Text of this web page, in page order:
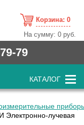
Корзина: 0
На сумму:0 руб.
79
КАТАЛОГ
Электронно-лучевая